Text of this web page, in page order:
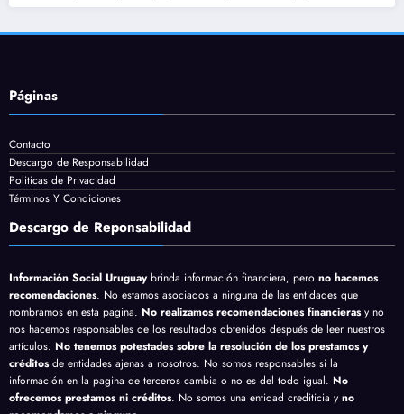
Páginas
Contacto
Descargo de Responsabilidad
Politicas de Privacidad
Términos Y Condiciones
Descargo de Reponsabilidad
Información Social Uruguaybrinda información financiera, pero no hacemos
recomendaciones. No estamos asociados a ninguna de las entidades que
nombramos en esta pagina. No realizamos recomendaciones financierasy no
nos hacemos responsables de los resultados obtenidos después de leer nuestros
artículos. No tenemos potestades sobre la resolución de los prestamos y
créditosde entidades ajenas a nosotros. No somos responsables si la
información en la pagina de terceros cambia o no es del todo igual. No
ofrecemos prestamos ni créditos. No somos una entidad crediticia y no